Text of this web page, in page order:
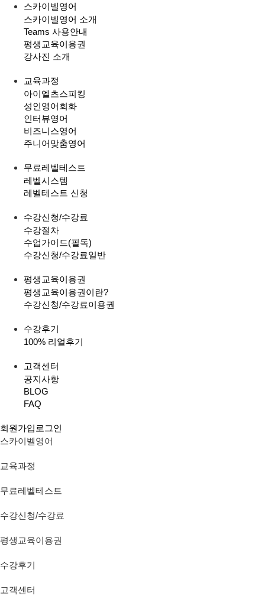
스카이벨영어
스카이벨영어 소개
Teams 사용안내
평생교육이용권
강사진 소개
교육과정
아이엘츠스피킹
성인영어회화
인터뷰영어
비즈니스영어
주니어맞춤영어
무료레벨테스트
레벨시스템
레벨테스트 신청
수강신청/수강료
수강절차
수업가이드(필독)
수강신청/수강료일반
평생교육이용권
평생교육이용권이란?
수강신청/수강료이용권
수강후기
100% 리얼후기
고객센터
공지사항
BLOG
FAQ
회원가입 로그인
스카이벨영어
교육과정
무료레벨테스트
수강신청/수강료
평생교육이용권
수강후기
고객센터